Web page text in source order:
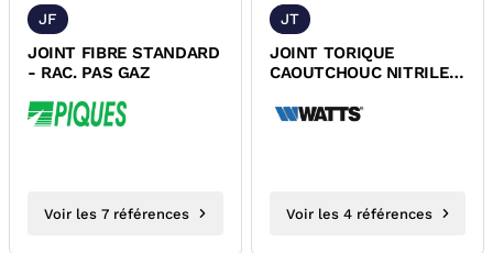
JF
JOINT FIBRE STANDARD
- RAC. PAS GAZ
Voir les 7 références
JT
JOINT TORIQUE
CAOUTCHOUC NITRILE
MINERALES /
Voir les 4 références